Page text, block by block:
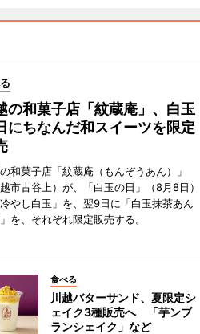
の和菓子店「紋蔵庵」、白玉
にちなんだ和スイーツを限定
和菓子店「紋蔵庵（もんぞうあん）」
越市古谷上）が、「白玉の日」（8月8日）
やし白玉」を、翌9日に「白玉抹茶あん
を、それぞれ限定販売する。
食べる
川越バターサンド、夏限定シ
ェイク3種販売へ 「芋ンブ
ランシェイク」など